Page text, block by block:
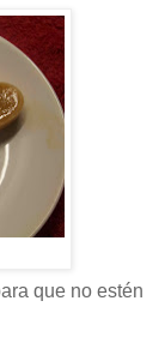
que no estén